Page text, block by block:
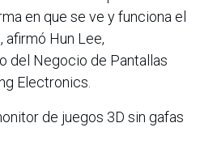
en que se ve y funciona el
afirmó Hun Lee,
del Negocio de Pantallas
Electronics.
de juegos 3D sin gafas